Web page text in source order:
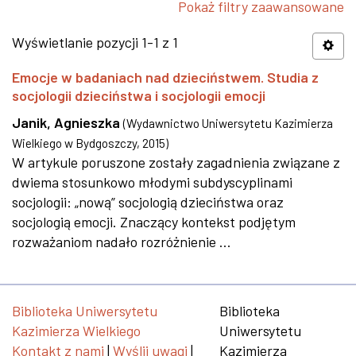
Pokaż filtry zaawansowane
Wyświetlanie pozycji 1-1 z 1
Emocje w badaniach nad dzieciństwem. Studia z
socjologii dzieciństwa i socjologii emocji
Janik, Agnieszka (Wydawnictwo Uniwersytetu Kazimierza
Wielkiego w Bydgoszczy, 2015)
W artykule poruszone zostały zagadnienia związane z
dwiema stosunkowo młodymi subdyscyplinami
socjologii: „nową” socjologią dzieciństwa oraz
socjologią emocji. Znaczący kontekst podjętym
rozważaniom nadało rozróżnienie ...
Biblioteka Uniwersytetu
Kazimierza Wielkiego
Kontakt z nami | Wyślij uwagi |
Biblioteka
Uniwersytetu
Kazimierza